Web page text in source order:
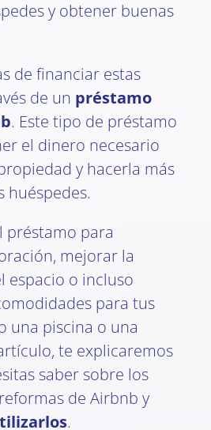
y obtener buenas
de financiar estas
de un préstamo
. Este tipo de préstamo
el dinero necesario
y hacerla más
huéspedes.
préstamo para
mejorar la
espacio o incluso
para tus
una piscina o una
te explicaremos
saber sobre los
de Airbnb y
.